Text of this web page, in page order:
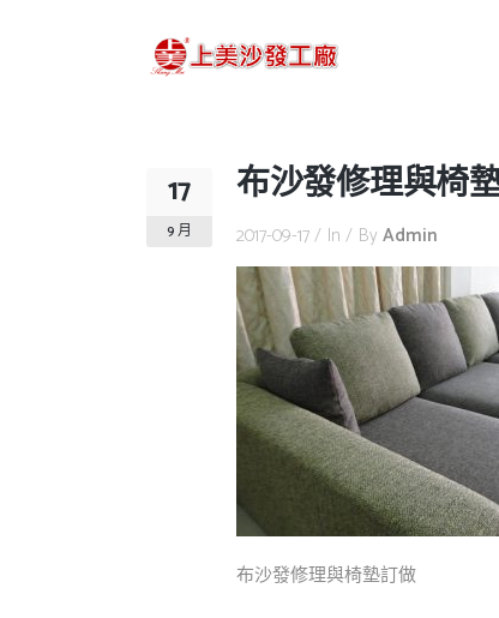
17
9 月
布沙發修理與椅
2017-09-17 In By Admin
布沙發修理與椅墊訂做